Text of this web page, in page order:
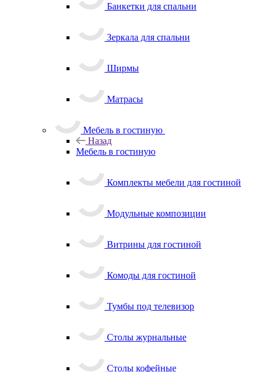
Банкетки для спальни
Зеркала для спальни
Ширмы
Матрасы
Мебель в гостиную
Назад
Мебель в гостиную
Комплекты мебели для гостиной
Модульные композиции
Витрины для гостиной
Комоды для гостиной
Тумбы под телевизор
Столы журнальные
Столы кофейные